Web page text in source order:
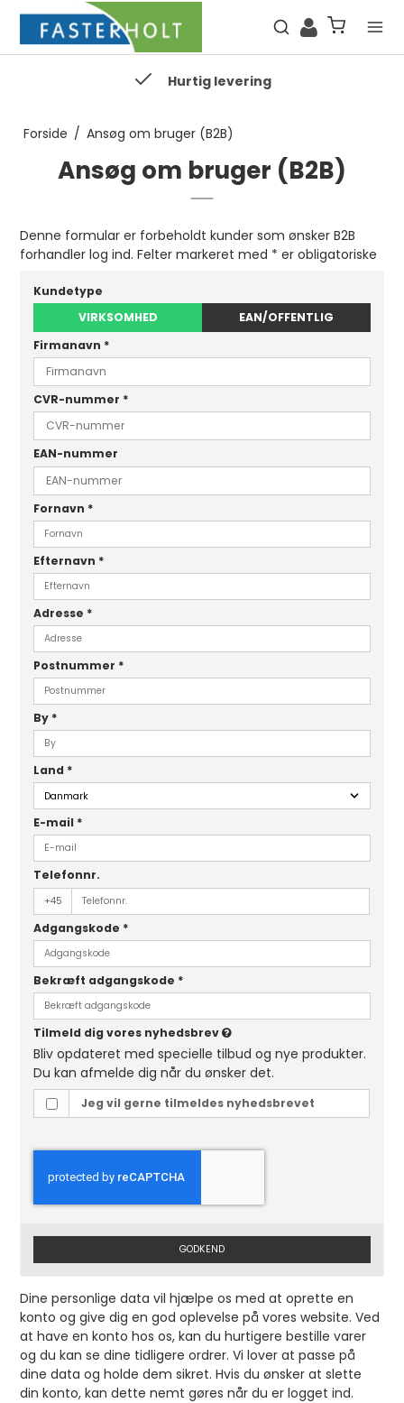
Hurtig levering
Forside / Ansøg om bruger (B2B)
Ansøg om bruger (B2B)
Denne formular er forbeholdt kunder som ønsker B2B
forhandler log ind. Felter markeret med * er obligatoriske
Kundetype
VIRKSOMHED
EAN/OFFENTLIG
Firmanavn *
CVR-nummer *
EAN-nummer
Fornavn *
Efternavn *
Adresse *
Postnummer *
By *
Land *
E-mail *
Telefonnr.
+45
Adgangskode *
Bekræft adgangskode *
Tilmeld dig vores nyhedsbrev
Bliv opdateret med specielle tilbud og nye produkter.
Du kan afmelde dig når du ønsker det.
Jeg vil gerne tilmeldes nyhedsbrevet
GODKEND
Dine personlige data vil hjælpe os med at oprette en
konto og give dig en god oplevelse på vores website. Ved
at have en konto hos os, kan du hurtigere bestille varer
og du kan se dine tidligere ordrer. Vi lover at passe på
dine data og holde dem sikret. Hvis du ønsker at slette
din konto, kan dette nemt gøres når du er logget ind.